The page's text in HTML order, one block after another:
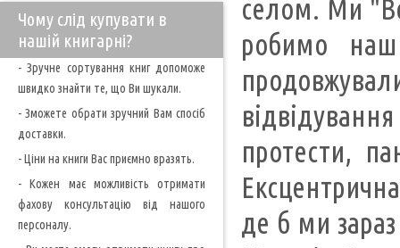
селом. Ми
робимо
протести,
де б ми
Чому слід купувати в
нашій книгарні?
- Зручне сортування книг допоможе
швидко знайти те, що Ви шукали.
- Зможете обрати зручний Вам спосіб
доставки.
- Ціни на книги Вас приємно вразять.
- Кожен має можливість отримати
фахову консультацію від нашого
персоналу.